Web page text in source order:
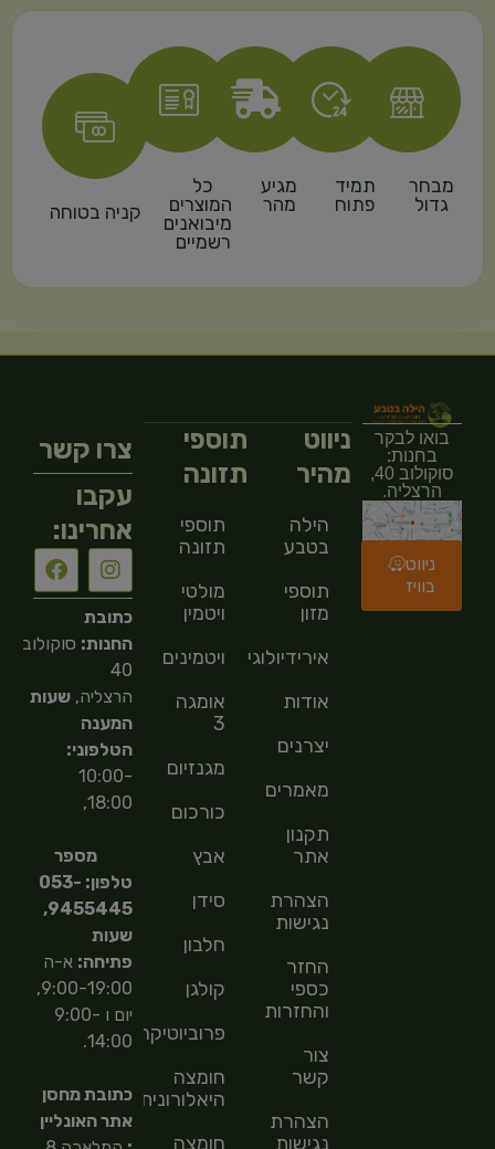
מבחר
גדול
תמיד
פתוח
מגיע
מהר
כל
המוצרים
מיבואנים
רשמיים
קניה בטוחה
בואו לבקר
בחנות:
סוקולוב 40,
הרצליה.
ניווט
בוויז
ניווט
מהיר
הילה
בטבע
תוספי
מזון
אירידיולוגיה
אודות
יצרנים
מאמרים
תקנון
אתר
הצהרת
נגישות
החזר
כספי
והחזרות
צור
קשר
הצהרת
נגישות
תוספי
תזונה
תוספי
תזונה
מולטי
ויטמין
ויטמינים
אומגה
3
מגנזיום
כורכום
אבץ
סידן
חלבון
קולגן
פרוביוטיקה
חומצה
היאלורונית
חומצה
צרו קשר
עקבו
אחרינו:
כתובת
החנות: סוקולוב
40
הרצליה,שעות
המענה
הטלפוני:
10:00-
18:00,
מספר
טלפון: 053-
9455445,
שעות
פתיחה: א-ה
9:00-19:00,
יום ו 9:00-
14:00.
כתובת מחסן
אתר האונליין